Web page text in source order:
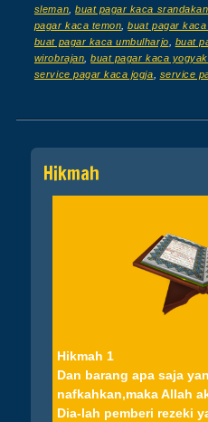
sleman ,buat pagar kaca srandakan
pagar kaca temon ,buat pagar kaca
buat pagar kaca umbulharjo
buat
wirobrajan ,buat pagar kaca
service pagar kaca jogja
service
Post navigation
Hikmah
Hikmah 1
Dan barang apa saja
nafkahkan,maka Allah
Dia-lah pemberi rezeki